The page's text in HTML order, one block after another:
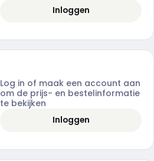
Inloggen
Log in of maak een account aan
om de prijs- en bestelinformatie
te bekijken
Inloggen